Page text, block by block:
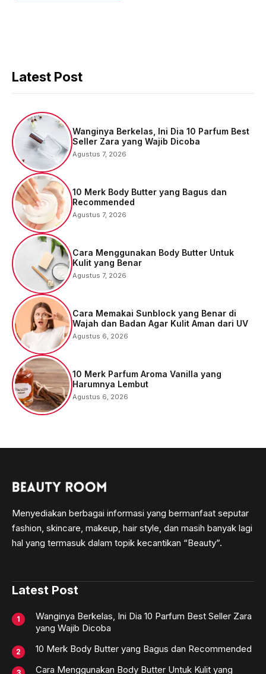
Latest Post
Wanginya Berkelas, Ini Dia 10 Parfum Best
Seller Zara yang Wajib Dicoba
Agustus 7, 2026
10 Merk Body Butter yang Bagus dan
Recommended
Agustus 7, 2026
Cara Menggunakan Body Butter Untuk
Kulit yang Benar
Agustus 7, 2026
Cara Memakai Sunblock yang Benar di
Wajah dan Badan Agar Kulit Aman dari UV
Agustus 6, 2026
10 Merk Parfum Aroma Vanilla yang
Harumnya Lembut
Agustus 6, 2026
Menyediakan berbagai informasi yang bermanfaat seputar
fashion, skincare, makeup, hair style, dan masih banyak lagi
hal yang termasuk dalam topik kecantikan “Beauty”.
Latest Post
Wanginya Berkelas, Ini Dia 10 Parfum Best Seller Zara
yang Wajib Dicoba
10 Merk Body Butter yang Bagus dan Recommended
Cara Menggunakan Body Butter Untuk Kulit yang